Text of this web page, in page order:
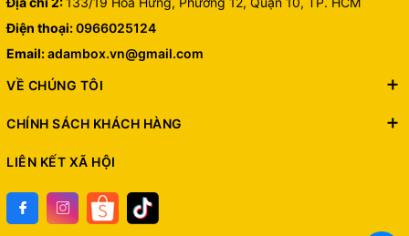
Điện thoại:0966025124
Email:adambox.vn@gmail.com
VỀ CHÚNG TÔI
CHÍNH SÁCH KHÁCH HÀNG
LIÊN KẾT XÃ HỘI